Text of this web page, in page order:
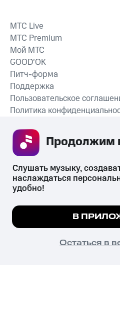
СКАЧАТЬ
MTС Live
MTС Premium
Мой МТС
GOOD’OK
Питч-форма
Поддержка
Пользовательское
Политика
психотропных веществ, их
их незаконный оборот запрещён
законодательством
© 2026 ООО «КИОН».
Все права защищены
Мы используем куки,
Подробнее
Слушать музыку,
наслаждаться
удобно!
В
Остаться в